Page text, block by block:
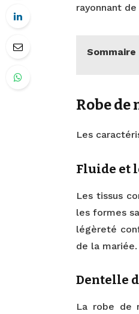
rayonnant
Sommaire
Robe
Les
Fluide et
Les tissus
les formes
légèreté
de la mariée.
Dentelle
La robe de